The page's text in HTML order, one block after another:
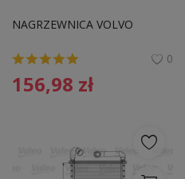
Schowek
NAGRZEWNICA VOLVO
0
156,98 zł